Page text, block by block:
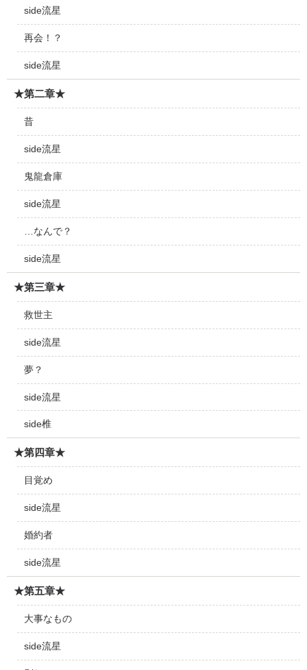
side流星
再会！？
side流星
★第二章★
昔
side流星
鬼龍倉庫
side流星
…なんで？
side流星
★第三章★
救世主
side流星
夢？
side流星
side椎
★第四章★
目覚め
side流星
婚約者
side流星
★第五章★
大事なもの
side流星